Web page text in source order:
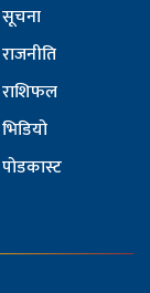
सूचना
राजनीति
राशिफल
भिडियो
पोडकास्ट